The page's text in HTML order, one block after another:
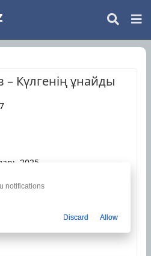
– Күлгенің ұнайды
2025
notifications
Discard Allow